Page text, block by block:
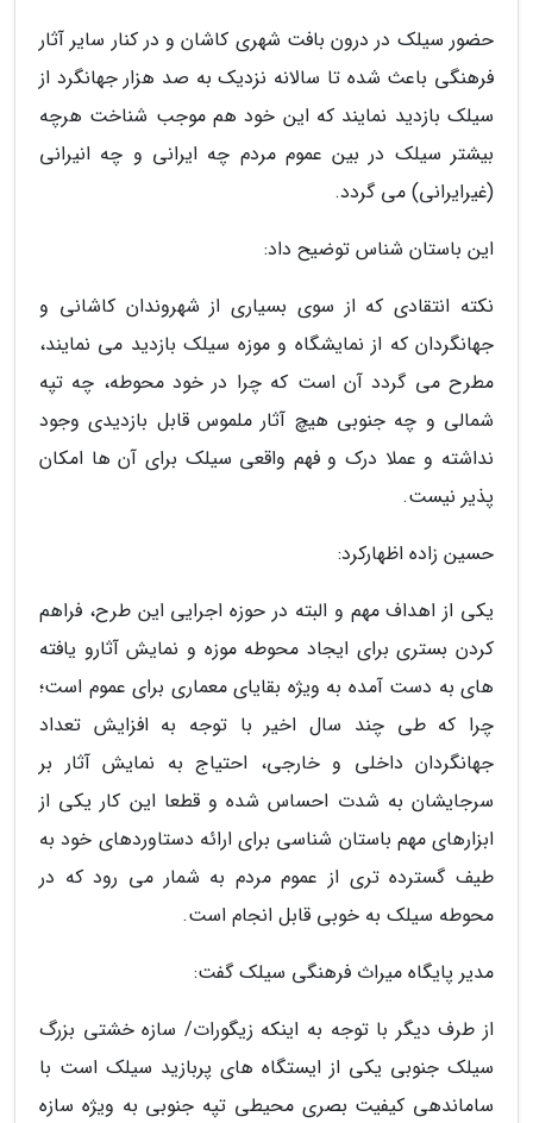
حضور سیلک در درون بافت شهری کاشان و در کنار سایر آثار
فرهنگی باعث شده تا سالانه نزدیک به صد هزار جهانگرد از
سیلک بازدید نمایند که این خود هم موجب شناخت هرچه
بیشتر سیلک در بین عموم مردم چه ایرانی و چه انیرانی
(غیرایرانی) می گردد.
این باستان شناس توضیح داد:
نکته انتقادی که از سوی بسیاری از شهروندان کاشانی و
جهانگردان که از نمایشگاه و موزه سیلک بازدید می نمایند،
مطرح می گردد آن است که چرا در خود محوطه، چه تپه
شمالی و چه جنوبی هیچ آثار ملموس قابل بازدیدی وجود
نداشته و عملا درک و فهم واقعی سیلک برای آن ها امکان
پذیر نیست.
حسین زاده اظهارکرد:
یکی از اهداف مهم و البته در حوزه اجرایی این طرح، فراهم
کردن بستری برای ایجاد محوطه موزه و نمایش آثارو یافته
های به دست آمده به ویژه بقایای معماری برای عموم است؛
چرا که طی چند سال اخیر با توجه به افزایش تعداد
جهانگردان داخلی و خارجی، احتیاج به نمایش آثار بر
سرجایشان به شدت احساس شده و قطعا این کار یکی از
ابزارهای مهم باستان شناسی برای ارائه دستاوردهای خود به
طیف گسترده تری از عموم مردم به شمار می رود که در
محوطه سیلک به خوبی قابل انجام است.
مدیر پایگاه میراث فرهنگی سیلک گفت:
از طرف دیگر با توجه به اینکه زیگورات/ سازه خشتی بزرگ
سیلک جنوبی یکی از ایستگاه های پربازید سیلک است با
ساماندهی کیفیت بصری محیطی تپه جنوبی به ویژه سازه